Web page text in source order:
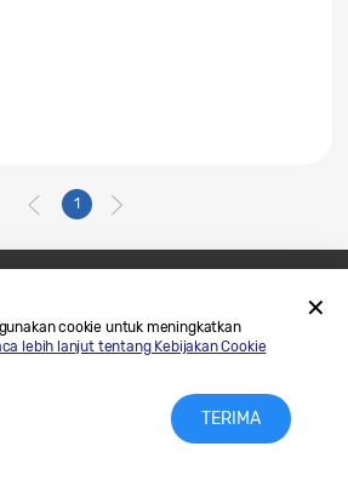
cookie untuk meningkatkan
lebih lanjut tentang Kebijakan Cookie
TERIMA
1
Kami
SAMSUNG.COM
Legal
Privasi